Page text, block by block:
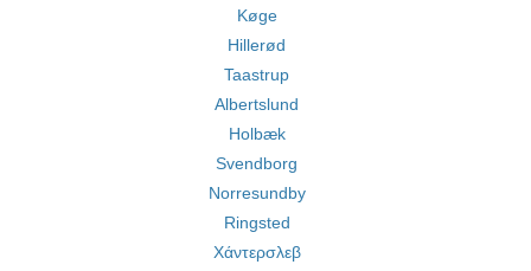
Køge
Hillerød
Taastrup
Albertslund
Holbæk
Svendborg
Norresundby
Ringsted
Χάντερσλεβ